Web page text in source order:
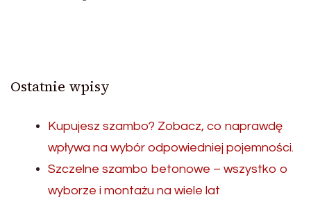
Ostatnie wpisy
Kupujesz szambo? Zobacz, co naprawdę
wpływa na wybór odpowiedniej pojemności.
Szczelne szambo betonowe – wszystko o
wyborze i montażu na wiele lat